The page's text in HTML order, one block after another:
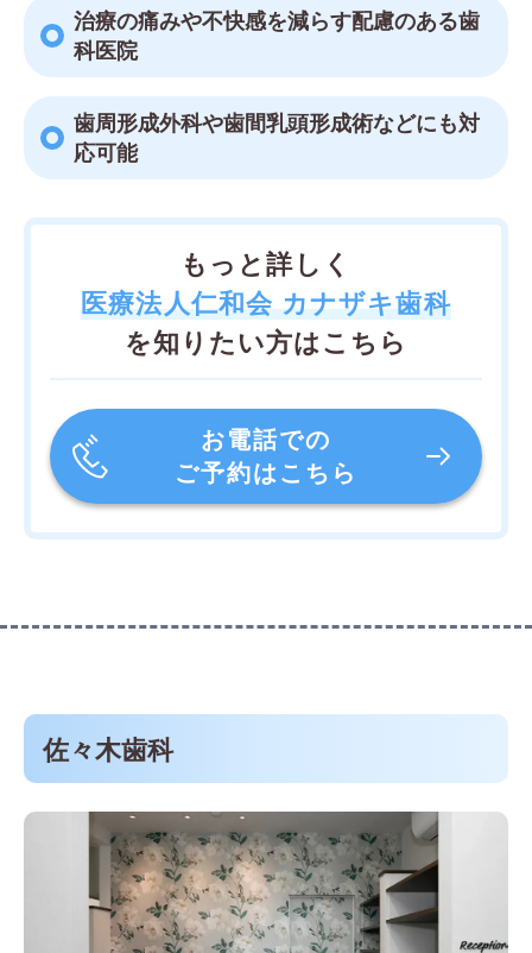
治療の痛みや不快感を減らす配慮のある歯
科医院
歯周形成外科や歯間乳頭形成術などにも対
応可能
もっと詳しく
医療法人仁和会 カナザキ歯科
を知りたい方はこちら
お電話での
ご予約はこちら
佐々木歯科